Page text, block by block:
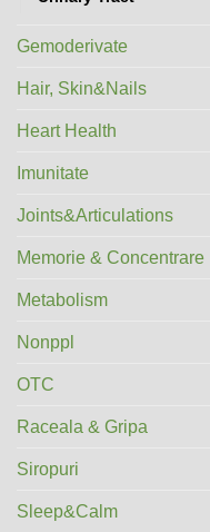
Gemoderivate
Hair, Skin&Nails
Heart Health
Imunitate
Joints&Articulations
Memorie & Concentrare
Metabolism
Nonppl
OTC
Raceala & Gripa
Siropuri
Sleep&Calm